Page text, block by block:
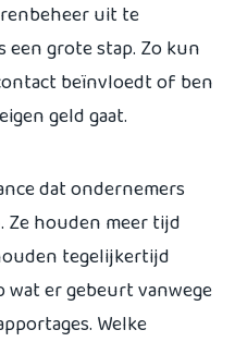
uit te
een grote stap. Zo kun
beïnvloedt of ben
geld gaat.
dat ondernemers
Ze houden meer tijd
tegelijkertijd
er gebeurt vanwege
Welke